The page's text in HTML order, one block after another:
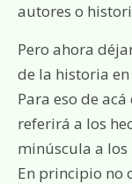
autores o
Pero ahora
de la historia
Para eso de
referirá a los
minúscula a los
En principio no